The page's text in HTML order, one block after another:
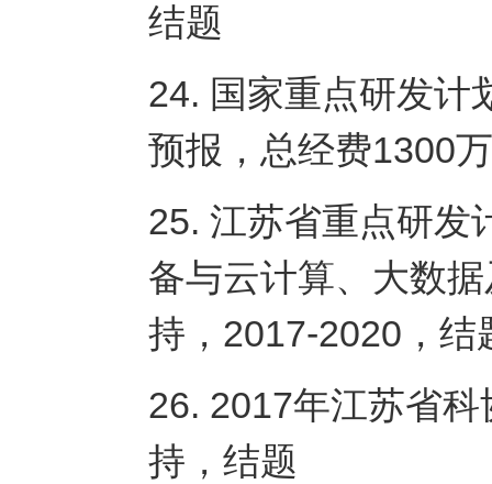
结题
24. 国家重点研发计
预报，总经费1300
25. 江苏省重点研发
备与云计算、大数
持，2017-2020，结
26. 2017年江苏省科
持，结题